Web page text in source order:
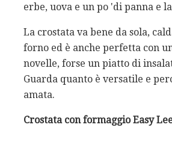
erbe, uova e un po 'di panna e
La crostata va bene da sola,
forno ed è anche perfetta con
novelle, forse un piatto di
Guarda quanto è versatile e
amata.
Crostata con formaggio Easy